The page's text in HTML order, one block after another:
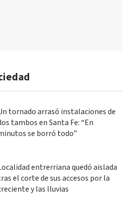
tornado arrasó instalaciones de
tambos en Santa Fe: “En
se borró todo”
entrerriana quedó aislada
el corte de sus accesos por la
y las lluvias